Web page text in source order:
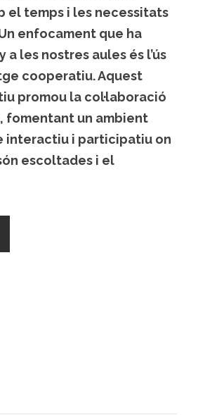
el temps i les necessitats
enfocament que ha
les nostres aules és l’ús
cooperatiu. Aquest
promou la col·laboració
fomentant un ambient
interactiu i participatiu on
escoltades i el